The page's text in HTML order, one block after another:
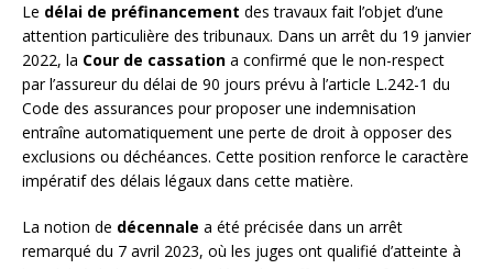
Le délai de préfinancement des travaux fait l’objet d’une
attention particulière des tribunaux. Dans un arrêt du 19 janvier
2022, la Cour de cassation a confirmé que le non-respect
par l’assureur du délai de 90 jours prévu à l’article L.242-1 du
Code des assurances pour proposer une indemnisation
entraîne automatiquement une perte de droit à opposer des
exclusions ou déchéances. Cette position renforce le caractère
impératif des délais légaux dans cette matière.
La notion de décennale a été précisée dans un arrêt
remarqué du 7 avril 2023, où les juges ont qualifié d’atteinte à